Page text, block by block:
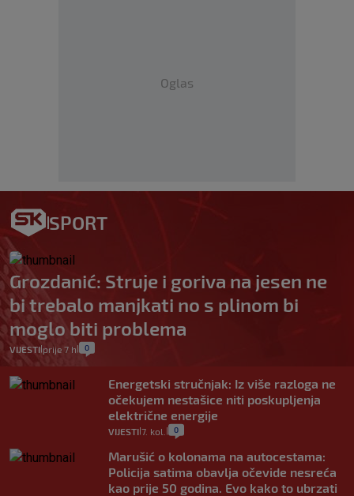
Oglas
SPORT
Grozdanić: Struje i goriva na jesen ne
bi trebalo manjkati no s plinom bi
moglo biti problema
VIJESTI| prije 7 h 0
Energetski stručnjak: Iz više razloga ne
očekujem nestašice niti poskupljenja
električne energije
VIJESTI 7. kol. 0
Marušić o kolonama na autocestama:
Policija satima obavlja očevide nesreća
kao prije 50 godina. Evo kako to ubrzati